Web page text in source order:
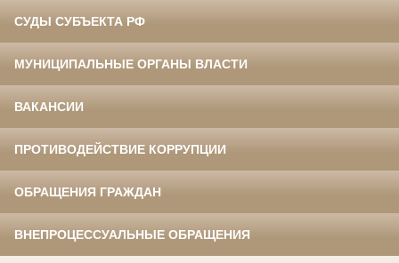
СУДЫ СУБЪЕКТА РФ
МУНИЦИПАЛЬНЫЕ ОРГАНЫ ВЛАСТИ
ВАКАНСИИ
ПРОТИВОДЕЙСТВИЕ КОРРУПЦИИ
ОБРАЩЕНИЯ ГРАЖДАН
ВНЕПРОЦЕССУАЛЬНЫЕ ОБРАЩЕНИЯ